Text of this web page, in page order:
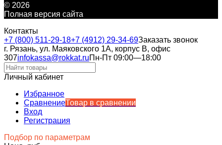
© 2026
Полная версия сайта
Контакты
+7 (800) 511-29-18+7 (4912) 29-34-69Заказать звонок
г. Рязань, ул. Маяковского 1А, корпус B, офис
307infokassa@rokkat.ruПн-Пт 09:00—18:00
Личный кабинет
Избранное
СравнениеТовар в сравнении
Вход
Регистрация
Подбор по параметрам